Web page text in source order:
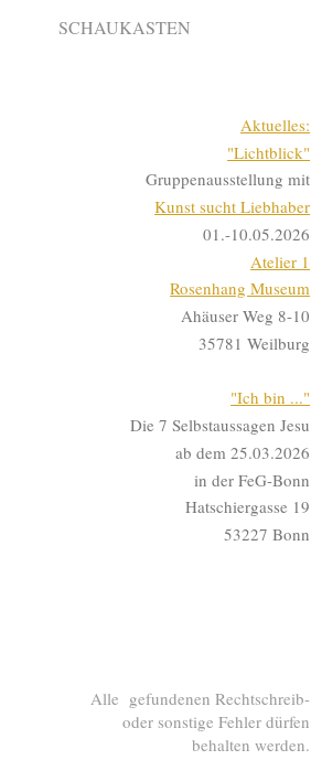
SCHAUKASTEN
Aktuelles:
"Lichtblick"
Gruppenausstellung mit
Kunst sucht Liebhaber
01.-10.05.2026
Atelier 1
Rosenhang Museum
Ahäuser Weg 8-10
35781 Weilburg
"Ich bin ..."
Die 7 Selbstaussagen Jesu
ab dem 25.03.2026
in der FeG-Bonn
Hatschiergasse 19
53227 Bonn
Alle gefundenen Rechtschreib-
oder sonstige Fehler dürfen
behalten werden.